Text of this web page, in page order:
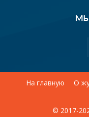
На главную О
© 2017-